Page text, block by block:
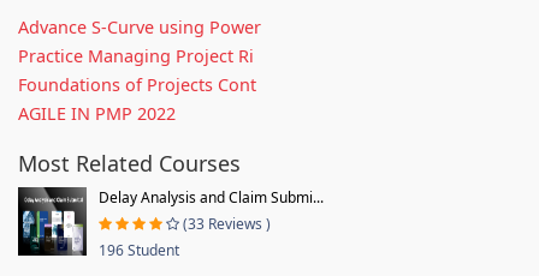
Advance S-Curve using Power
Practice Managing Project Ri
Foundations of Projects Cont
AGILE IN PMP 2022
Most Related Courses
Delay Analysis and Claim Submi...
(33 Reviews )
196 Student